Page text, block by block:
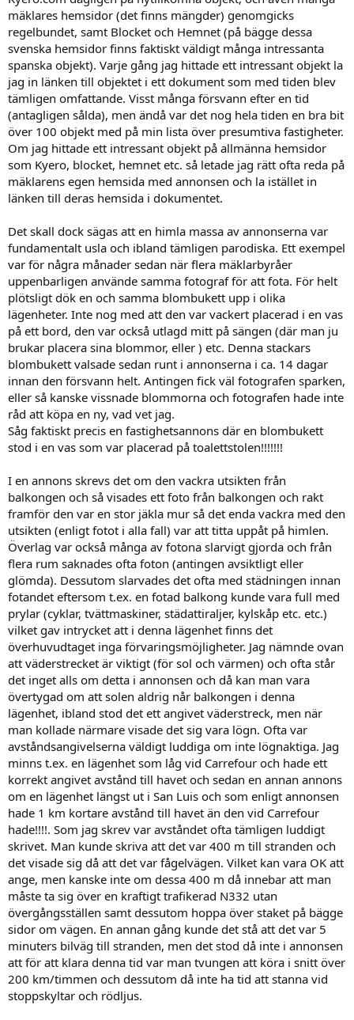
mäklares hemsidor (det finns mängder) genomgicks
regelbundet, samt Blocket och Hemnet (på bägge dessa
svenska hemsidor finns faktiskt väldigt många intressanta
spanska objekt). Varje gång jag hittade ett intressant objekt la
jag in länken till objektet i ett dokument som med tiden blev
tämligen omfattande. Visst många försvann efter en tid
(antagligen sålda), men ändå var det nog hela tiden en bra bit
över 100 objekt med på min lista över presumtiva fastigheter.
Om jag hittade ett intressant objekt på allmänna hemsidor
som Kyero, blocket, hemnet etc. så letade jag rätt ofta reda på
mäklarens egen hemsida med annonsen och la istället in
länken till deras hemsida i dokumentet.
Det skall dock sägas att en himla massa av annonserna var
fundamentalt usla och ibland tämligen parodiska. Ett exempel
var för några månader sedan när flera mäklarbyråer
uppenbarligen använde samma fotograf för att fota. För helt
plötsligt dök en och samma blombukett upp i olika
lägenheter. Inte nog med att den var vackert placerad i en vas
på ett bord, den var också utlagd mitt på sängen (där man ju
brukar placera sina blommor, eller ) etc. Denna stackars
blombukett valsade sedan runt i annonserna i ca. 14 dagar
innan den försvann helt. Antingen fick väl fotografen sparken,
eller så kanske vissnade blommorna och fotografen hade inte
råd att köpa en ny, vad vet jag.
Såg faktiskt precis en fastighetsannons där en blombukett
stod i en vas som var placerad på toalettstolen!!!!!!!
I en annons skrevs det om den vackra utsikten från
balkongen och så visades ett foto från balkongen och rakt
framför den var en stor jäkla mur så det enda vackra med den
utsikten (enligt fotot i alla fall) var att titta uppåt på himlen.
Överlag var också många av fotona slarvigt gjorda och från
flera rum saknades ofta foton (antingen avsiktligt eller
glömda). Dessutom slarvades det ofta med städningen innan
fotandet eftersom t.ex. en fotad balkong kunde vara full med
prylar (cyklar, tvättmaskiner, städattiraljer, kylskåp etc. etc.)
vilket gav intrycket att i denna lägenhet finns det
överhuvudtaget inga förvaringsmöjligheter. Jag nämnde ovan
att väderstrecket är viktigt (för sol och värmen) och ofta står
det inget alls om detta i annonsen och då kan man vara
övertygad om att solen aldrig når balkongen i denna
lägenhet, ibland stod det ett angivet väderstreck, men när
man kollade närmare visade det sig vara lögn. Ofta var
avståndsangivelserna väldigt luddiga om inte lögnaktiga. Jag
minns t.ex. en lägenhet som låg vid Carrefour och hade ett
korrekt angivet avstånd till havet och sedan en annan annons
om en lägenhet längst ut i San Luis och som enligt annonsen
hade 1 km kortare avstånd till havet än den vid Carrefour
hade!!!!. Som jag skrev var avståndet ofta tämligen luddigt
skrivet. Man kunde skriva att det var 400 m till stranden och
det visade sig då att det var fågelvägen. Vilket kan vara OK att
ange, men kanske inte om dessa 400 m då innebar att man
måste ta sig över en kraftigt trafikerad N332 utan
övergångsställen samt dessutom hoppa över staket på bägge
sidor om vägen. En annan gång kunde det stå att det var 5
minuters bilväg till stranden, men det stod då inte i annonsen
att för att klara denna tid var man tvungen att köra i snitt över
200 km/timmen och dessutom då inte ha tid att stanna vid
stoppskyltar och rödljus.